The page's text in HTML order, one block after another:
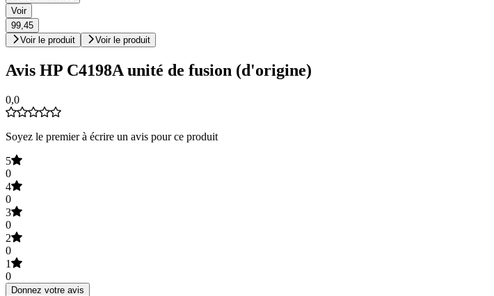
Voir
99,45
Voir le produit
Voir le produit
Avis HP C4198A unité de fusion (d'origine)
0,0
Soyez le premier à écrire un avis pour ce produit
5
0
4
0
3
0
2
0
1
0
Donnez votre avis